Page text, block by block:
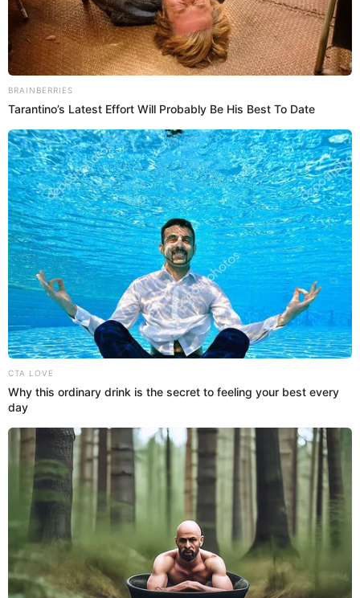
04 Ene 2026 | 9:19 h
Makro se vuelve loco y remata miles de
productos hasta con el 80% de descuento: revisa
hasta cuándo acceder a la promo
Makro Colombia sorprende con una gran jornada de liquidación en
varios de sus almacenes del país. Aquí los detalles.
Yeraldiny Cobeñas
Colombia
26 Dic 2025 | 16:50 h
¡Locura en H&M! Lanzan remate con prendas
desde S/15 y rebajas que llegan al 60%: Polos,
pantalones y más